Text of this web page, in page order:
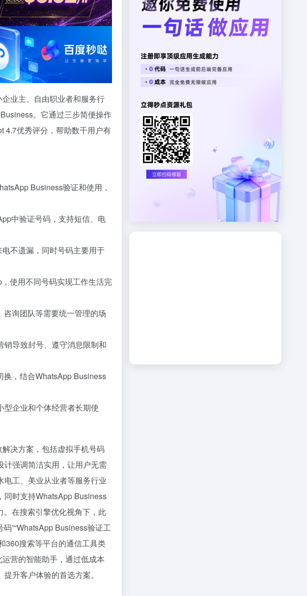
业主、自由职业者和服务行
。它通过三步简便操作
4.7优秀评分，帮助数千用户有
Business验证和使用，
中验证号码，支持短信、电
不遗漏，同时号码主要用于
使用不同号码实现工作生活完
咨询团队等需要统一管理的场
销导致封号、遵守消息限制和
换，结合WhatsApp Business
型企业和个体经营者长期使
决方案，包括虚拟手机号码
强调简洁实用，让用户无需
工、美业从业者等服务行业
同时支持WhatsApp Business
在搜索引擎优化视角下，此
”“WhatsApp Business验证工
360搜索等平台的通信工具类
营的智能助手，通过低成本
升客户体验的首选方案。